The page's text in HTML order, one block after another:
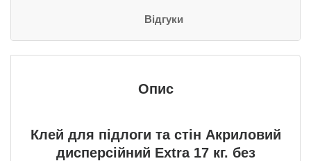
Відгуки
Опис
Клей для підлоги та стін Акриловий
дисперсійний Extra 17 кг. без